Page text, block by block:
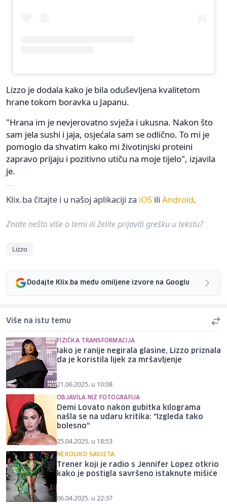
Lizzo je dodala kako je bila oduševljena kvalitetom
hrane tokom boravka u Japanu.
"Hrana im je nevjerovatno svježa i ukusna. Nakon što
sam jela sushi i jaja, osjećala sam se odlično. To mi je
pomoglo da shvatim kako mi životinjski proteini
zapravo prijaju i pozitivno utiču na moje tijelo", izjavila
je.
Klix.ba čitajte i u našoj aplikaciji za iOS ili Android.
Znate nešto više o temi ili želite prijaviti grešku u tekstu?
Lizzo
Dodajte Klix.ba među omiljene izvore na Googlu
Više na istu temu
FIZIČKA TRANSFORMACIJA
Iako je ranije negirala glasine, Lizzo priznala
da je koristila lijek za mršavljenje
21.06.2025. u 10:08
OBJAVILA NIZ FOTOGRAFIJA
Demi Lovato nakon gubitka kilograma
našla se na udaru kritika: "Izgleda tako
bolesno"
25.04.2025. u 18:53
NEKOLIKO SAVJETA
Trener koji je radio s Jennifer Lopez otkrio
kako je postigla savršeno istaknute mišiće
06.04.2025. u 22:37